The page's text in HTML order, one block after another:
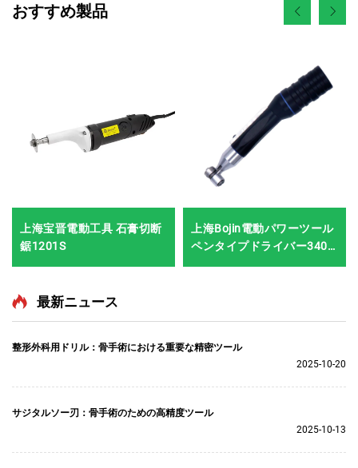
おすすめ製品
上海宝晋電動工具 石膏切断
鋸1201S
上海Bojin電動パワーツール
ペンタイプドライバー3401
最新ニュース
整形外科用ドリル：骨手術における重要な精密ツール
2025-10-20
サジタルソー刃：骨手術のための高精度ツール
2025-10-13